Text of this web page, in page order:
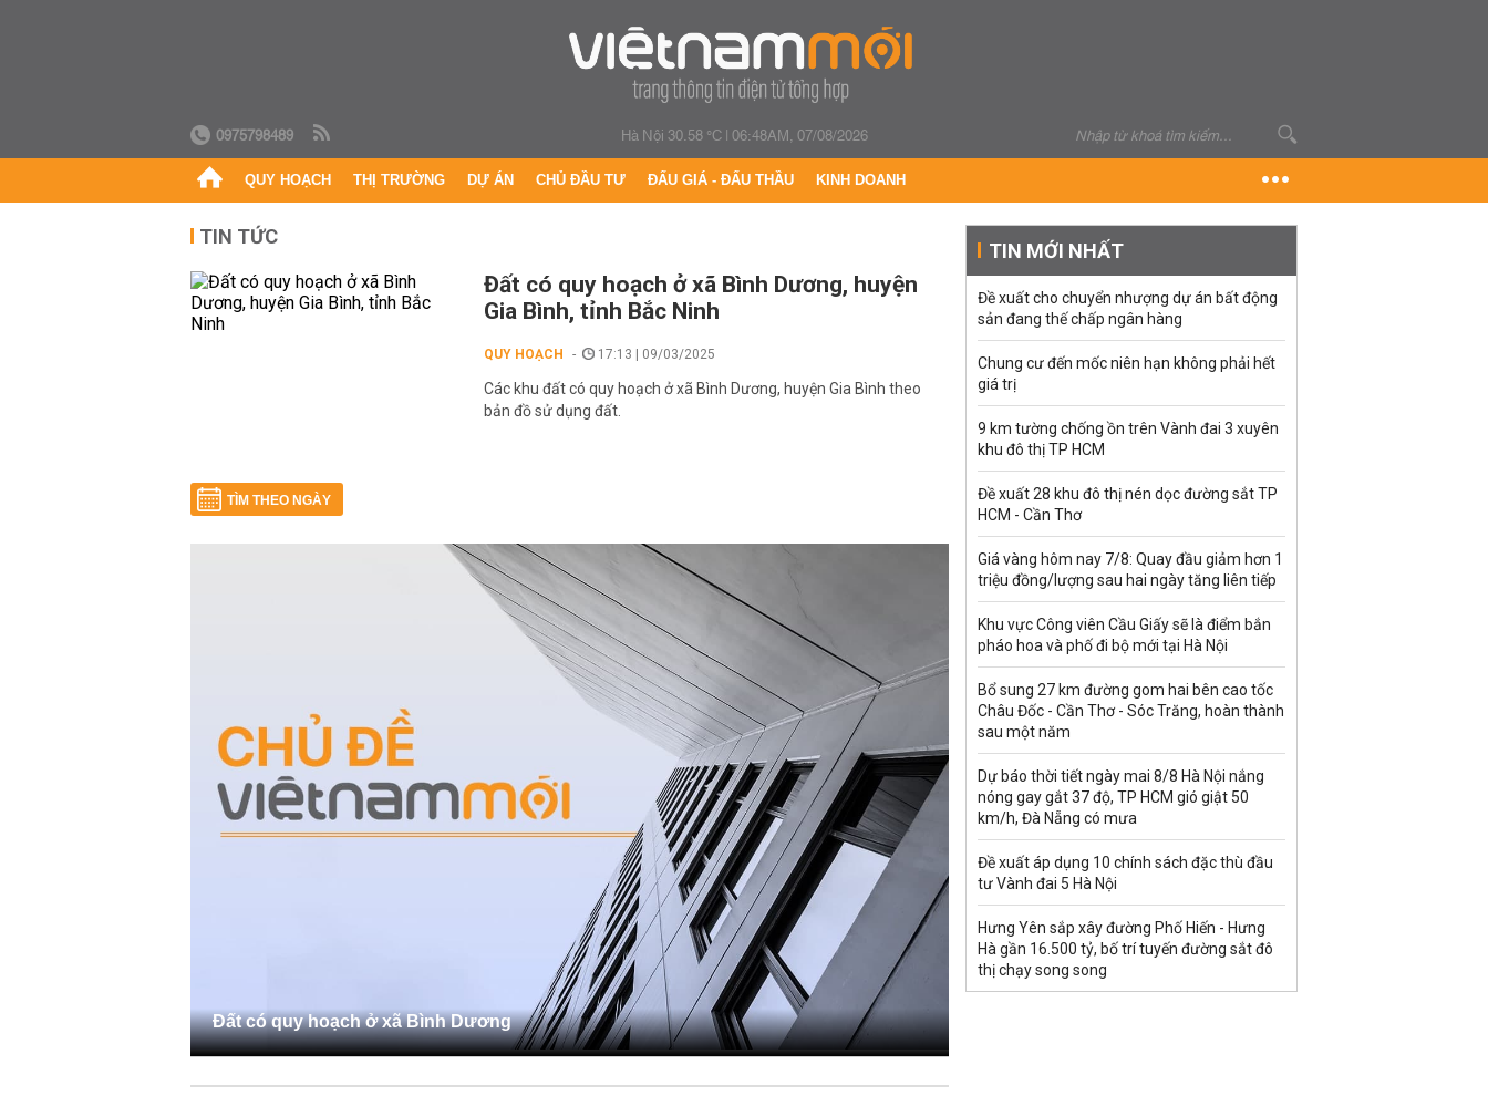
0975798489 Hà Nội 30.58 °C|06:48AM, 07/08/2026
QUY HOẠCH THỊ TRƯỜNG DỰ ÁN CHỦ ĐẦU TƯ ĐẤU GIÁ - ĐẤU THẦU KINH DOANH
TIN TỨC
Đất có quy hoạch ở xã Bình Dương, huyện
Gia Bình, tỉnh Bắc Ninh
QUY HOẠCH 17:13 | 09/03/2025
Các khu đất có quy hoạch ở xã Bình Dương, huyện Gia Bình theo
bản đồ sử dụng đất.
TÌM THEO NGÀY
Đất có quy hoạch ở xã Bình Dương
TIN MỚI NHẤT
Đề xuất cho chuyển nhượng dự án bất động
sản đang thế chấp ngân hàng
Chung cư đến mốc niên hạn không phải hết
giá trị
9 km tường chống ồn trên Vành đai 3 xuyên
khu đô thị TP HCM
Đề xuất 28 khu đô thị nén dọc đường sắt TP
HCM - Cần Thơ
Giá vàng hôm nay 7/8: Quay đầu giảm hơn 1
triệu đồng/lượng sau hai ngày tăng liên tiếp
Khu vực Công viên Cầu Giấy sẽ là điểm bắn
pháo hoa và phố đi bộ mới tại Hà Nội
Bổ sung 27 km đường gom hai bên cao tốc
Châu Đốc - Cần Thơ - Sóc Trăng, hoàn thành
sau một năm
Dự báo thời tiết ngày mai 8/8 Hà Nội nắng
nóng gay gắt 37 độ, TP HCM gió giật 50
km/h, Đà Nẵng có mưa
Đề xuất áp dụng 10 chính sách đặc thù đầu
tư Vành đai 5 Hà Nội
Hưng Yên sắp xây đường Phố Hiến - Hưng
Hà gần 16.500 tỷ, bố trí tuyến đường sắt đô
thị chạy song song